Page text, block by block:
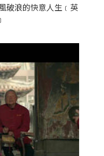
破浪的快意人生﹝英